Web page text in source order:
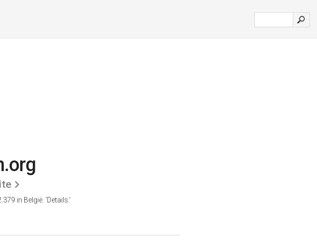
in België. 'Details.'